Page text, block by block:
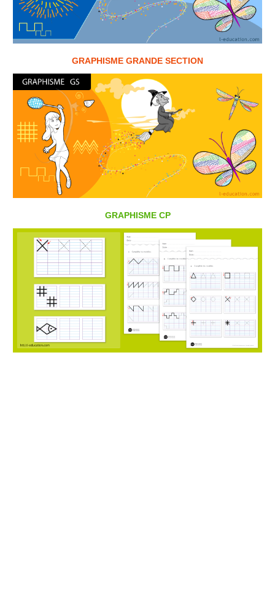
GRAPHISME GRANDE SECTION
GRAPHISME CP